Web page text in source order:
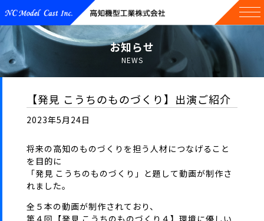
お知らせ
NEWS
【発見 こうちのものづくり】出演ご紹介
2023年5月24日
将来の高知のものづくりを担う人材につなげること
を目的に
「発見 こうちのものづくり」と題して動画が制作さ
れました。
全５本の動画が制作されており、
第４回【発見 こうちのものづくり４】環境に優しい